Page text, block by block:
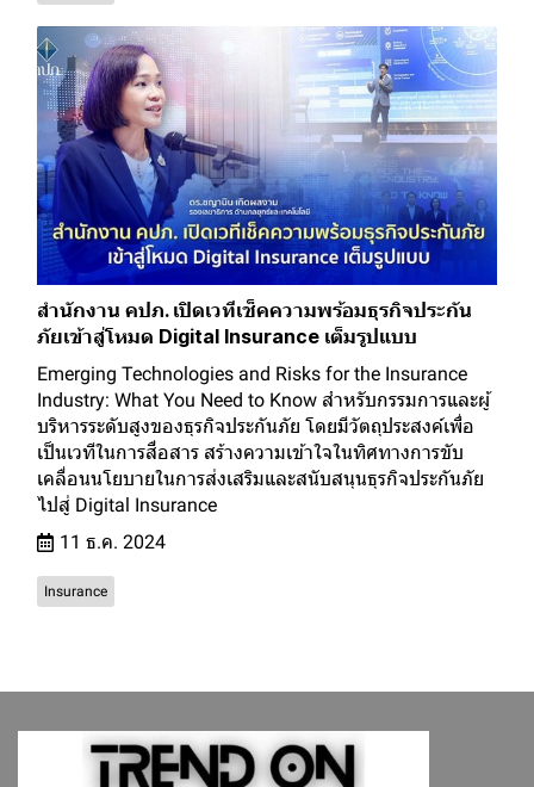
สำนักงาน คปภ. เปิดเวทีเช็คความพร้อมธุรกิจประกัน
ภัยเข้าสู่โหมด Digital Insurance เต็มรูปแบบ
Emerging Technologies and Risks for the Insurance
Industry: What You Need to Know สำหรับกรรมการและผู้
บริหารระดับสูงของธุรกิจประกันภัย โดยมีวัตถุประสงค์เพื่อ
เป็นเวทีในการสื่อสาร สร้างความเข้าใจในทิศทางการขับ
เคลื่อนนโยบายในการส่งเสริมและสนับสนุนธุรกิจประกันภัย
ไปสู่ Digital Insurance
11 ธ.ค. 2024
Insurance